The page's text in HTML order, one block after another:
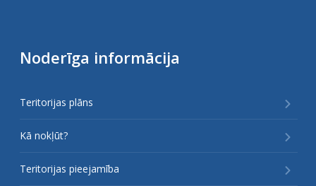
Noderīga informācija
Teritorijas plāns
Kā nokļūt?
Teritorijas pieejamība